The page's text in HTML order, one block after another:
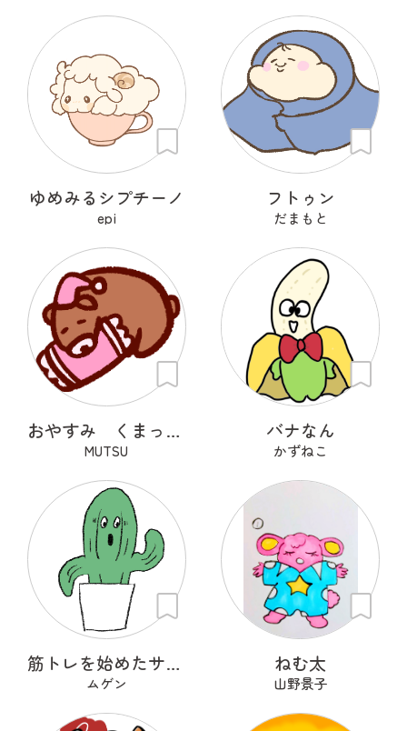
ゆめみるシプチーノ
epi
フトゥン
だまもと
おやすみ くまっくら
MUTSU
バナなん
かずねこ
筋トレを始めたサボテン
ムゲン
ねむ太
山野景子